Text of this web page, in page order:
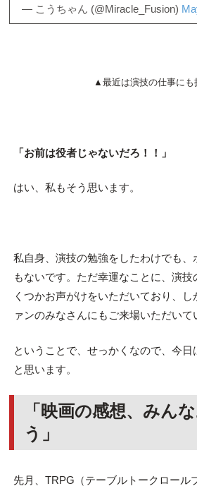
— こうちゃん (@Miracle_Fusion)
▲最近は演技の仕事にも
「お前は役者じゃないだろ！！」
はい、私もそう思います。
私自身、演技の勉強をしたわけでも
もないです。ただ幸運なことに、演
くつかお声がけをいただいており、
ァンのみなさんにもご来場いただいて
ということで、せっかくなので、今日
と思います。
「映画の感想、みん
う」
先月、TRPG（テーブルトークロール